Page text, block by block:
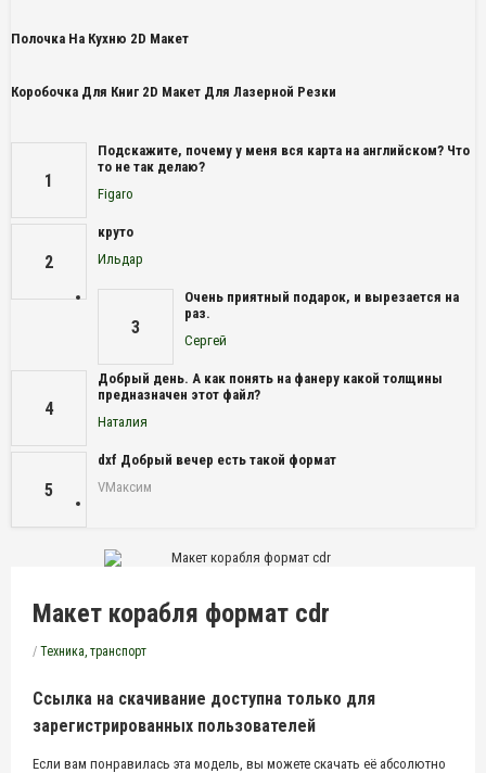
Полочка На Кухню 2D Макет
Коробочка Для Книг 2D Макет Для Лазерной Резки
1
Подскажите, почему у меня вся карта на английском? Что
то не так делаю?
Figaro
2
круто
Ильдар
3
Очень приятный подарок, и вырезается на
раз.
Сергей
4
Добрый день. А как понять на фанеру какой толщины
предназначен этот файл?
Наталия
5
dxf Добрый вечер есть такой формат
VМаксим
Макет корабля формат cdr
/ Техника, транспорт
Ссылка на скачивание доступна только для
зарегистрированных пользователей
Если вам понравилась эта модель, вы можете скачать её абсолютно